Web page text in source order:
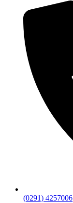
(0291) 4257006